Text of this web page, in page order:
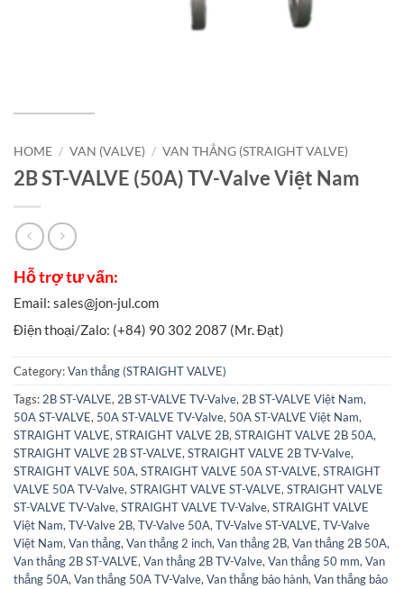
HOME / VAN (VALVE) / VAN THẲNG (STRAIGHT VALVE)
2B ST-VALVE (50A) TV-Valve Việt Nam
Category:Van thẳng (STRAIGHT VALVE)
Tags:2B ST-VALVE,2B ST-VALVE TV-Valve,2B ST-VALVE Việt Nam,
50A ST-VALVE, 50A ST-VALVE TV-Valve, 50A ST-VALVE Việt Nam,
STRAIGHT VALVE,STRAIGHT VALVE 2B,STRAIGHT VALVE 2B 50A,
STRAIGHT VALVE 2B ST-VALVE,STRAIGHT VALVE 2B TV-Valve,
STRAIGHT VALVE 50A,STRAIGHT VALVE 50A ST-VALVE,STRAIGHT
VALVE 50A TV-Valve,STRAIGHT VALVE ST-VALVE,STRAIGHT VALVE
ST-VALVE TV-Valve,STRAIGHT VALVE TV-Valve,STRAIGHT VALVE
Việt Nam,TV-Valve 2B,TV-Valve 50A,TV-Valve ST-VALVE,TV-Valve
Việt Nam,Van thẳng,Van thẳng 2 inch,Van thẳng 2B,Van thẳng 2B 50A,
Van thẳng 2B ST-VALVE,Van thẳng 2B TV-Valve,Van thẳng 50 mm,Van
thẳng 50A,Van thẳng 50A TV-Valve,Van thẳng bảo hành,Van thẳng bảo